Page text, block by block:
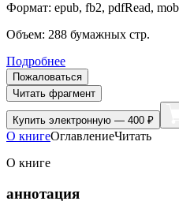
Формат: epub, fb2, pdfRead,
Объем: 288 бумажных стр.
Подробнее
Пожаловаться
Читать фрагмент
Купить электронную — 400 ₽
О книгеОглавлениеЧитать
О книге
аннотация